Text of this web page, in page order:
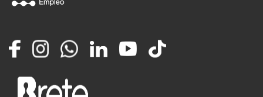
FacebookInstagramWhatsappLinkedInYouTube
TikTok